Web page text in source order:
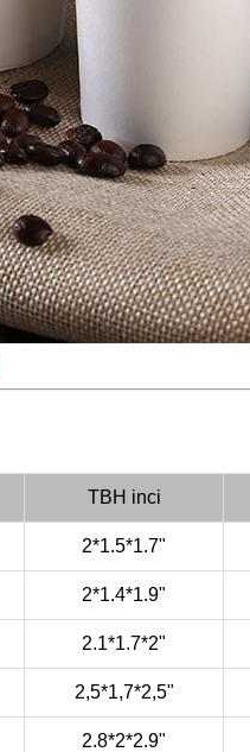
TBH inci
2*1.5*1.7"
2*1.4*1.9"
2.1*1.7*2"
2,5*1,7*2,5"
2.8*2*2.9"